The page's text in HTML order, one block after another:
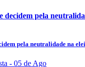
decidem pela
pela neutralidade na
- 05 de Ago